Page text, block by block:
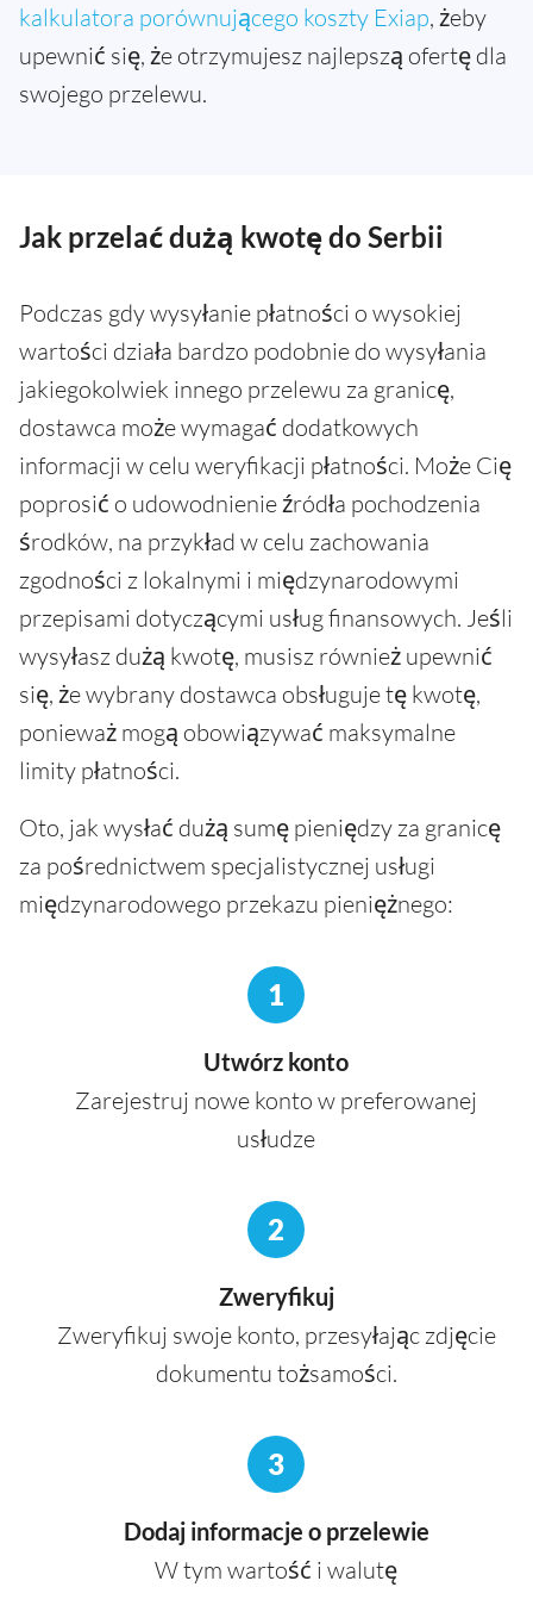
kalkulatora porównującego koszty Exiap, żeby
upewnić się, że otrzymujesz najlepszą ofertę dla
swojego przelewu.
Jak przelać dużą kwotę do Serbii
Podczas gdy wysyłanie płatności o wysokiej
wartości działa bardzo podobnie do wysyłania
jakiegokolwiek innego przelewu za granicę,
dostawca może wymagać dodatkowych
informacji w celu weryfikacji płatności. Może Cię
poprosić o udowodnienie źródła pochodzenia
środków, na przykład w celu zachowania
zgodności z lokalnymi i międzynarodowymi
przepisami dotyczącymi usług finansowych. Jeśli
wysyłasz dużą kwotę, musisz również upewnić
się, że wybrany dostawca obsługuje tę kwotę,
ponieważ mogą obowiązywać maksymalne
limity płatności.
Oto, jak wysłać dużą sumę pieniędzy za granicę
za pośrednictwem specjalistycznej usługi
międzynarodowego przekazu pieniężnego:
1
Utwórz konto
Zarejestruj nowe konto w preferowanej
usłudze
2
Zweryfikuj
Zweryfikuj swoje konto, przesyłając zdjęcie
dokumentu tożsamości.
3
Dodaj informacje o przelewie
W tym wartość i walutę